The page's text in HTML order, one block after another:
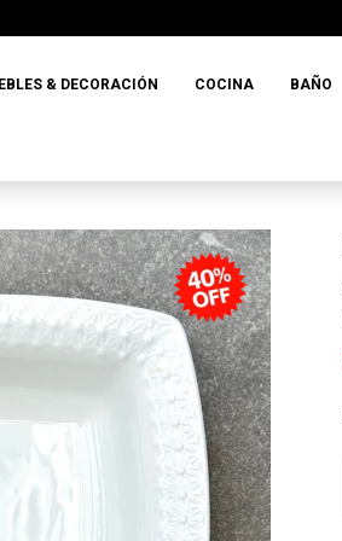
& DECORACIÓN COCINA BAÑO